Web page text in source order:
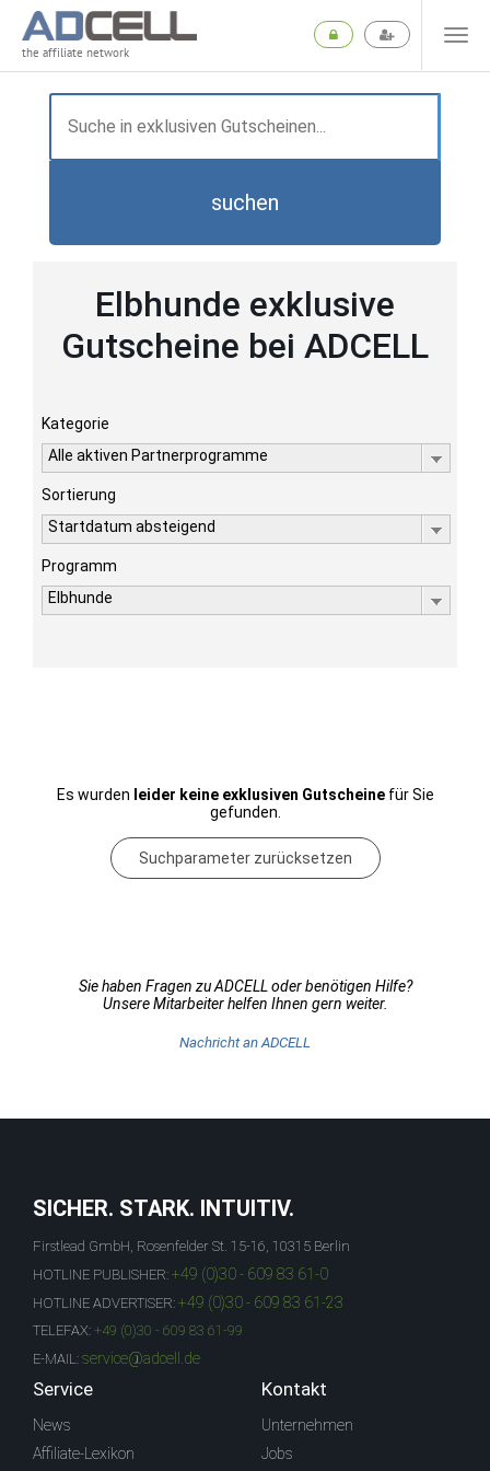
the affiliate network
suchen
Elbhunde exklusive
Gutscheine bei ADCELL
Kategorie
Alle aktiven Partnerprogramme
Sortierung
Startdatum absteigend
Programm
Elbhunde
Es wurden leider keine exklusiven Gutscheinefür Sie
gefunden.
Suchparameter zurücksetzen
Sie haben Fragen zu ADCELL oder benötigen Hilfe?
Unsere Mitarbeiter helfen Ihnen gern weiter.
Nachricht an ADCELL
SICHER. STARK. INTUITIV.
Firstlead GmbH, Rosenfelder St. 15-16, 10315 Berlin
HOTLINE PUBLISHER: +49 (0)30 - 609 83 61-0
HOTLINE ADVERTISER: +49 (0)30 - 609 83 61-23
TELEFAX: +49 (0)30 - 609 83 61-99
E-MAIL: service@adcell.de
Service
News
Affiliate-Lexikon
Kontakt
Unternehmen
Jobs